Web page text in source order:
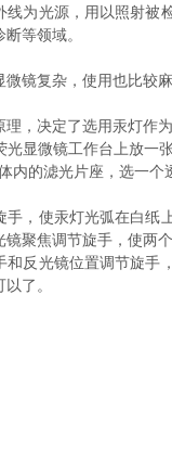
光源，用以照射被检
等领域。
复杂，使用也比较麻
决定了选用汞灯作为
微镜工作台上放一张
内的滤光片座，选一
使汞灯光弧在白纸上
聚焦调节旋手，使两
光镜位置调节旋手，
了。